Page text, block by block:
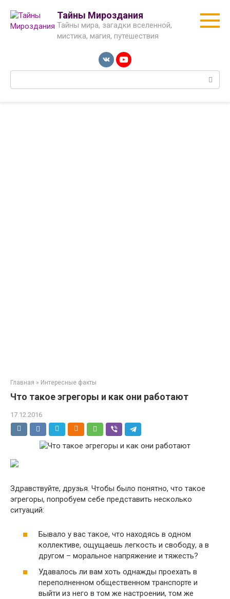
контенту
Тайны Мироздания
Тайны мира, загадки вселенной,
мистика, магия, путешествия
Главная » Интересные факты
Что такое эгрегоры и как они работают
17.12.2016
Здравствуйте, друзья. Чтобы было понятно, что такое
эгрегоры, попробуем себе представить несколько
ситуаций:
Бывало у вас такое, что находясь в одном
коллективе, ощущаешь легкость и свободу, а в
другом – моральное напряжение и тяжесть?
Удавалось ли вам хоть однажды проехать в
переполненном общественном транспорте и
выйти из него в том же настроении, том же